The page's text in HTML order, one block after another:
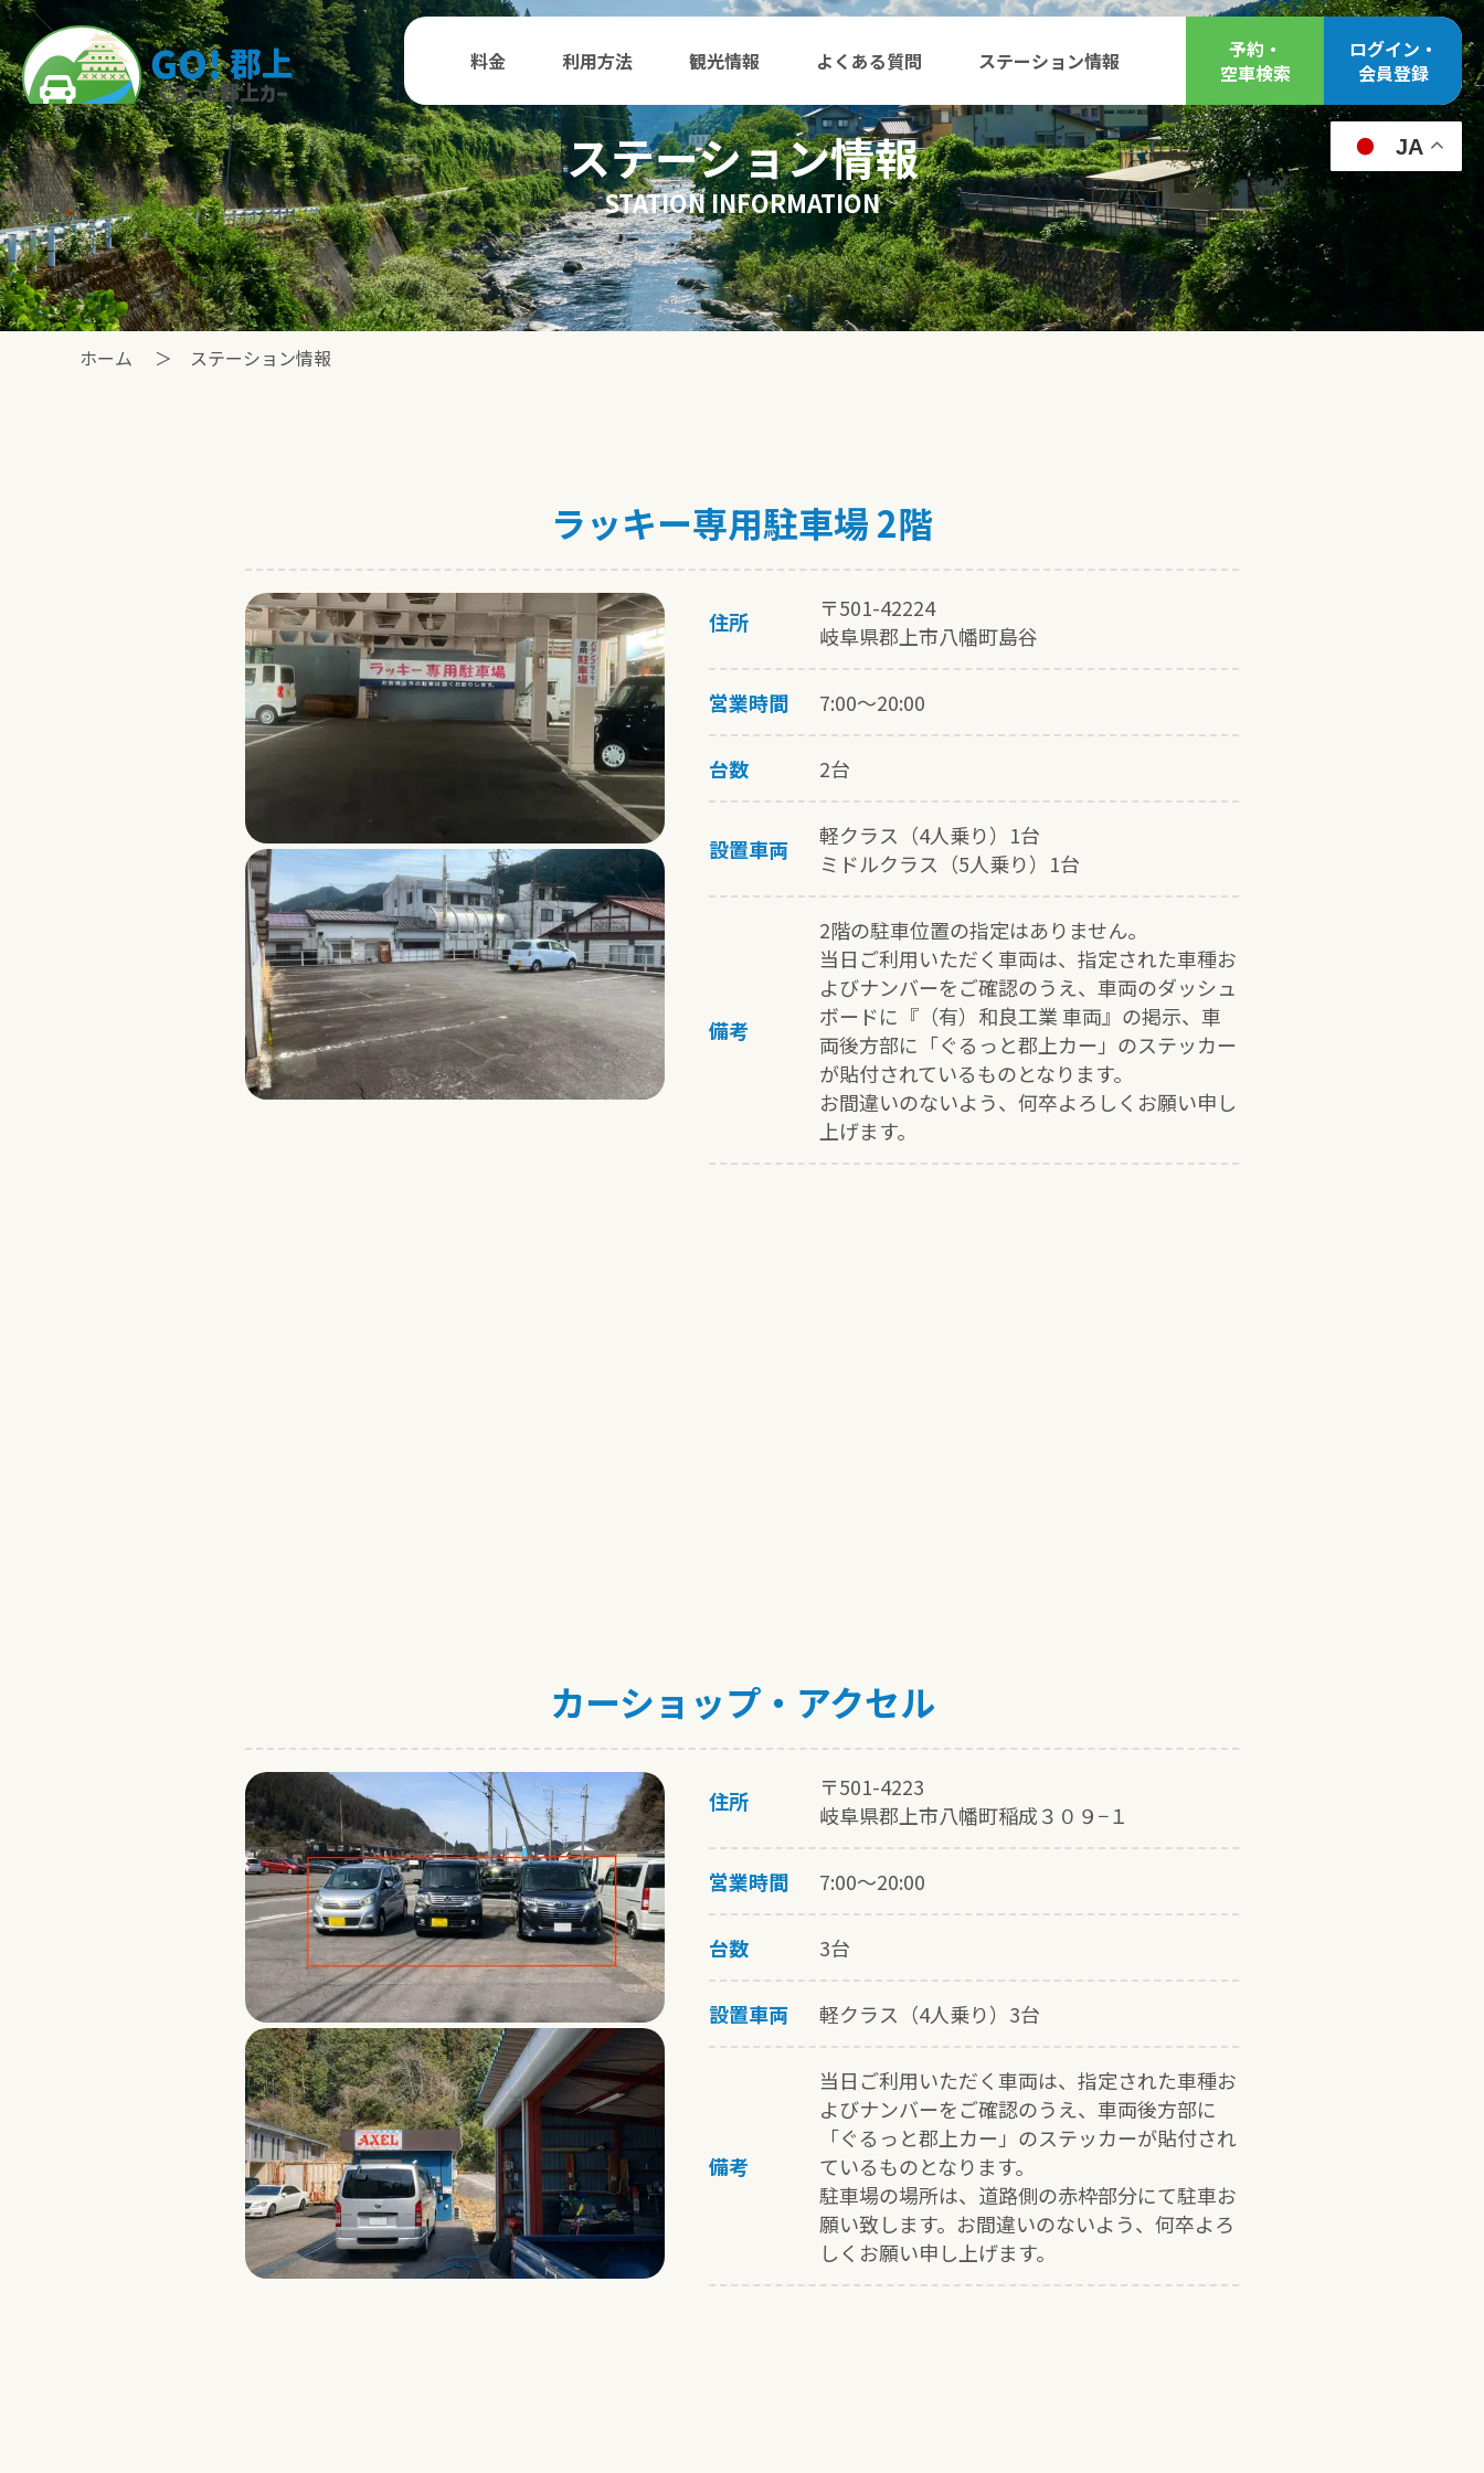
料金 利用方法 観光情報 よくある質問 ステーション情報
予約・
空車検索
ログイン・
会員登録
ステーション情報
STATION INFORMATION
ホーム ステーション情報
ラッキー専用駐車場 2階
住所
〒501-42224
岐阜県郡上市八幡町島谷
営業時間 7:00〜20:00
台数 2台
設置車両
軽クラス（4人乗り）1台
ミドルクラス（5人乗り）1台
備考
2階の駐車位置の指定はありません。
当日ご利用いただく車両は、指定された車種お
よびナンバーをご確認のうえ、車両のダッシュ
ボードに『（有）和良工業 車両』の掲示、車
両後方部に「ぐるっと郡上カー」のステッカー
が貼付されているものとなります。
お間違いのないよう、何卒よろしくお願い申し
上げます。
カーショップ・アクセル
住所
〒501-4223
岐阜県郡上市八幡町稲成３０９−１
営業時間 7:00〜20:00
台数 3台
設置車両 軽クラス（4人乗り）3台
備考
当日ご利用いただく車両は、指定された車種お
よびナンバーをご確認のうえ、車両後方部に
「ぐるっと郡上カー」のステッカーが貼付され
ているものとなります。
駐車場の場所は、道路側の赤枠部分にて駐車お
願い致します。お間違いのないよう、何卒よろ
しくお願い申し上げます。
JA